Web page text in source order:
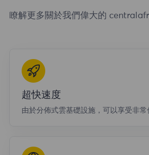
瞭解更多關於我們偉大的
超快速度
由於分佈式雲基礎設施，可以享受非常